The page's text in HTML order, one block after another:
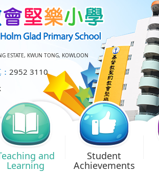
ESTATE, KWUN TONG, KOWLOON
2952 3110
and
Learning
Student
Achievements